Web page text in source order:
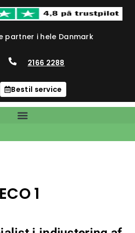
partner i hele Danmark
2166 2288
Bestil service
1